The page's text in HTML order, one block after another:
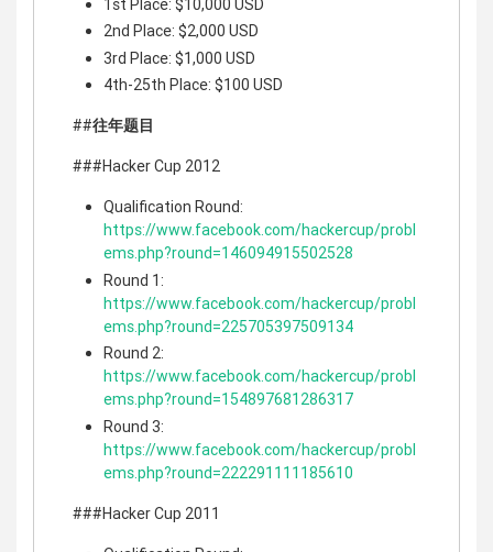
2nd Place: $2,000 USD
3rd Place: $1,000 USD
4th-25th Place: $100 USD
##往年题目
###Hacker Cup 2012
Qualification Round:
https://www.facebook.com/hackercup/probl
ems.php?round=146094915502528
Round 1:
https://www.facebook.com/hackercup/probl
ems.php?round=225705397509134
Round 2:
https://www.facebook.com/hackercup/probl
ems.php?round=154897681286317
Round 3:
https://www.facebook.com/hackercup/probl
ems.php?round=222291111185610
###Hacker Cup 2011